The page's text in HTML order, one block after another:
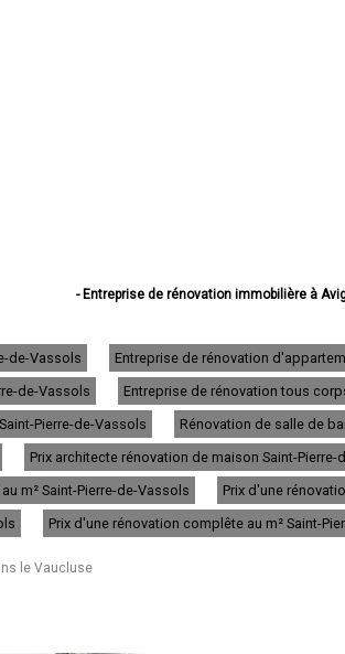
- Entreprise de rénovation immobilière à
- Entreprise de rénovation immobilière à
- Entreprise de rénovation immobilière à L'Isle-
- Entreprise de rénovation immobilière à
- Entreprise de rénovation immobilière à
- Entreprise de rénovation immobilière à Le
- Entreprise de rénovation immobilière à
- Entreprise de rénovation immobilière à
- Entreprise de rénovation immobilière à
- Entreprise de rénovation immobilière à Pernes-
- Entreprise de rénovation immobilière à
- Entreprise de rénovation immobilière à Le
de-Vassols
Entreprise de rénovation
de-Vassols
Entreprise de rénovation tous
Pierre-de-Vassols
Rénovation de salle de
Prix architecte rénovation de maison Saint-Pierre-
m² Saint-Pierre-de-Vassols
Prix d'une
Prix d'une rénovation complête au m² Saint-
le Vaucluse